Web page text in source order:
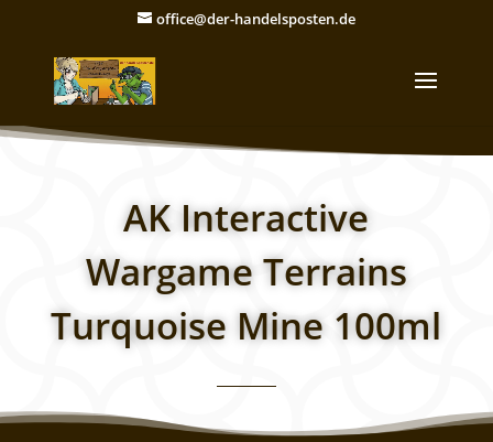
office@der-handelsposten.de
AK Interactive
Wargame Terrains
Turquoise Mine 100ml